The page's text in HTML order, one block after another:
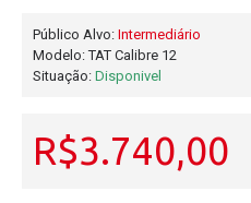
Público Alvo: Intermediário
Modelo:TAT Calibre 12
Situação: Disponivel
R$3.740,00